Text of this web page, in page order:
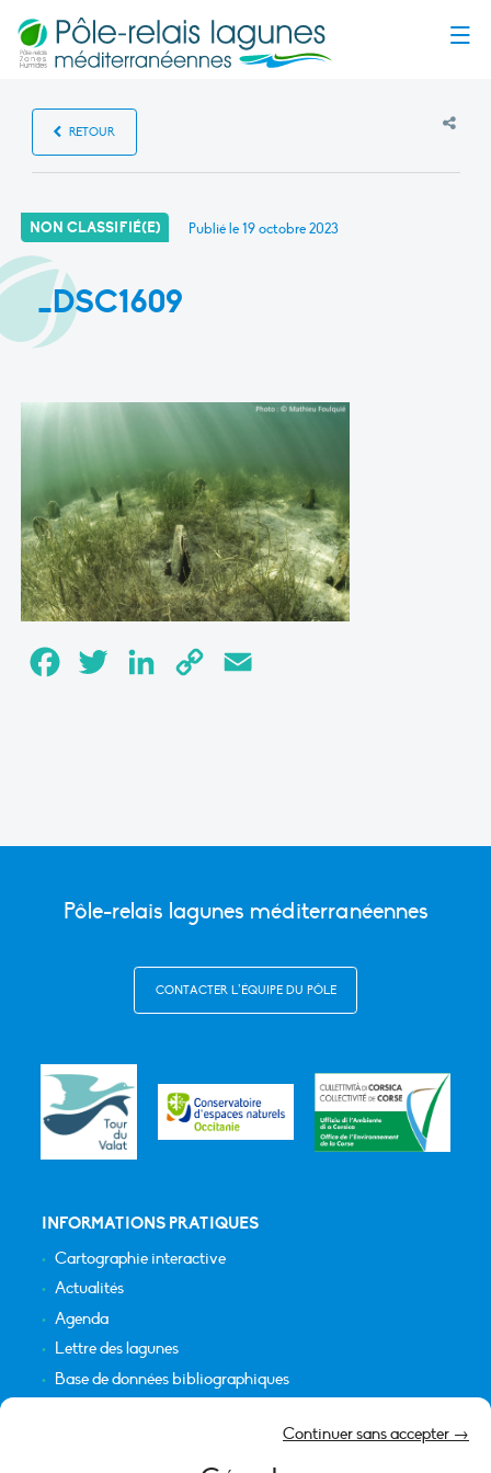
Continuer sans accepter →
RETOUR
NON CLASSIFIÉ(E) Publié le19 octobre 2023
_DSC1609
FacebookTwitter LinkedInCopy
Pôle-relais lagunes méditerranéennes
CONTACTER L’ÉQUIPE DU PÔLE
INFORMATIONS PRATIQUES
Cartographie interactive
Actualités
Agenda
Lettre des lagunes
Base de données bibliographiques